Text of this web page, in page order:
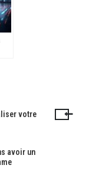
votre
avoir un